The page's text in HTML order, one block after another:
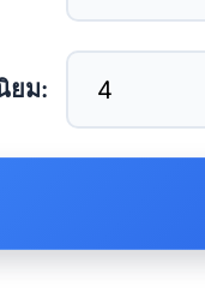
ยม: